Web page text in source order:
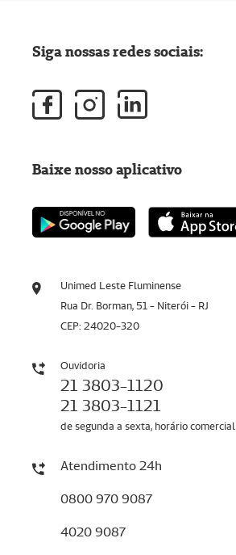
Unimed Leste Fluminense
Rua Dr. Borman, 51 - Niterói - RJ
CEP: 24020-320
Ouvidoria
21 3803-1120
21 3803-1121
de segunda a sexta, horário comercial
Atendimento 24h
0800 970 9087
4020 9087
Siga nossas redes sociais:
Baixe nosso aplicativo